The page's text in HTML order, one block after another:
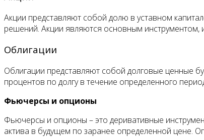
Акции представляют собой долю в уставном
решений. Акции являются основным
Облигации
Облигации представляют собой долговые ценные
процентов по долгу в течение определенного
Фьючерсы и опционы
Фьючерсы и опционы – это деривативные
актива в будущем по заранее определенной цене.